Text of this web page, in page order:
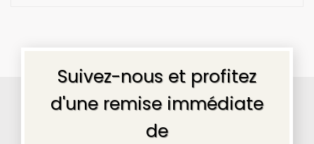
Suivez-nous et profitez
d'une remise immédiate
de
Pourquoi nous choisir ?